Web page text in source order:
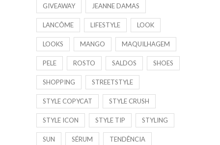
GIVEAWAY JEANNE DAMAS
LANCÔME LIFESTYLE LOOK
LOOKS MANGO MAQUILHAGEM
PELE ROSTO SALDOS SHOES
SHOPPING STREETSTYLE
STYLE COPYCAT STYLE CRUSH
STYLE ICON STYLE TIP STYLING
SUN SÉRUM TENDÊNCIA